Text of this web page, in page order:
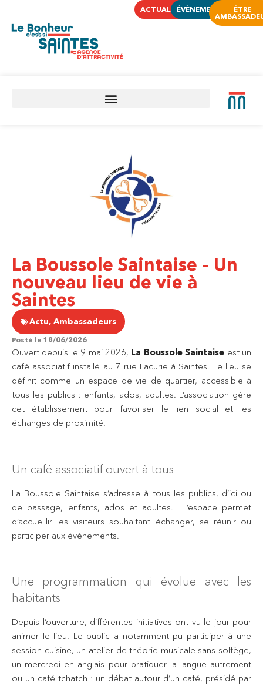
ACTUALITÉSÉVÈNEMENTS
ÊTRE
La Boussole Saintaise – Un
nouveau lieu de vie à
Saintes
Actu, Ambassadeurs
Posté le 18/06/2026
Ouvert depuis le 9 mai 2026, La Boussole Saintaise est un
café associatif installé au 7 rue Lacurie à Saintes. Le lieu se
définit comme un espace de vie de quartier, accessible à
tous les publics : enfants, ados, adultes. L’association gère
cet établissement pour favoriser le lien social et les
échanges de proximité.
Un café associatif ouvert à tous
La Boussole Saintaise s’adresse à tous les publics, d’ici ou
de passage, enfants, ados et adultes. L’espace permet
d’accueillir les visiteurs souhaitant échanger, se réunir ou
participer aux événements.
Une programmation qui évolue avec les
habitants
Depuis l’ouverture, différentes initiatives ont vu le jour pour
animer le lieu. Le public a notamment pu participer à une
session cuisine, un atelier de théorie musicale sans solfège,
un mercredi en anglais pour pratiquer la langue autrement
ou un café tchatch : un débat autour d’un café, présidé par